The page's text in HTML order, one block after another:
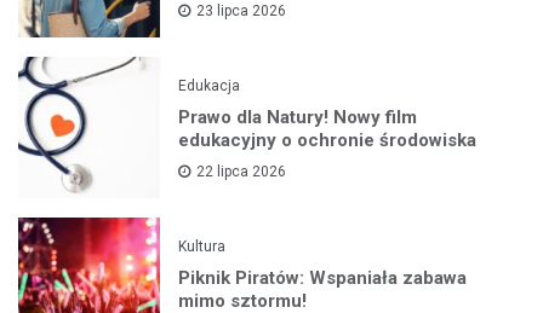
23 lipca 2026
Edukacja
Prawo dla Natury! Nowy film
edukacyjny o ochronie środowiska
22 lipca 2026
Kultura
Piknik Piratów: Wspaniała zabawa
mimo sztormu!